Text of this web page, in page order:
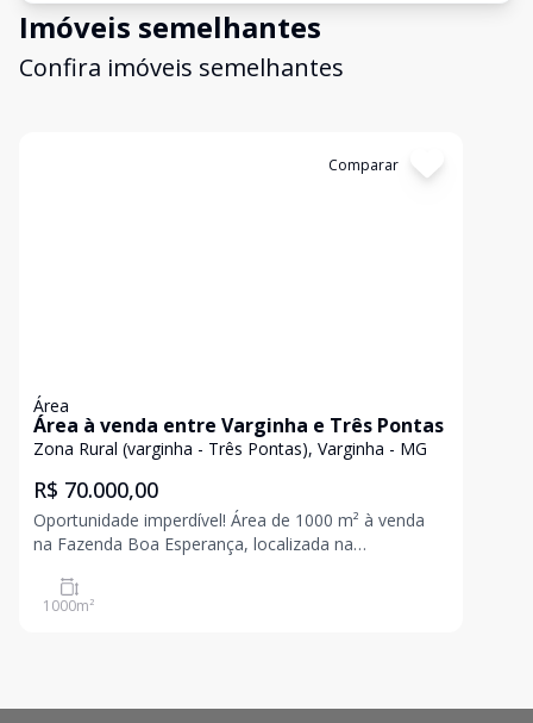
Imóveis semelhantes
Confira imóveis semelhantes
Comparar
Área
Área à venda entre Varginha e Três Pontas
Zona Rural (varginha - Três Pontas), Varginha - MG
R$ 70.000,00
Oportunidade imperdível! Área de 1000 m² à venda
na Fazenda Boa Esperança, localizada na
Varginha, MG. Esta propriedade oferece um espaço
amplo para suas ideias, seja para empreendimento
1000m²